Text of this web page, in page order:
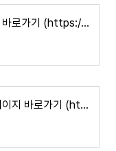
드론원스톱 민원서비스 바로가기 (https://drone.onestop.go.kr)
국세가족 행복포털 홈페이지 바로가기 (https://nts.ezwel.com)